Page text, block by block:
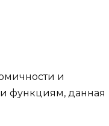
и
функциям, данная